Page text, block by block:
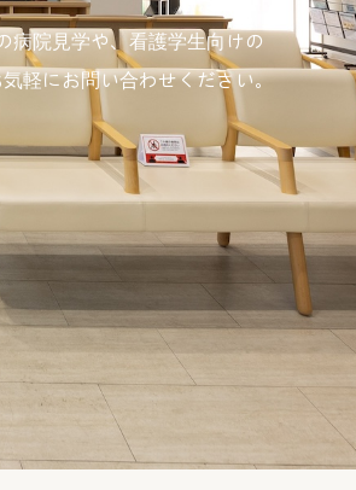
病院見学や、看護学生向けの
気軽にお問い合わせください。